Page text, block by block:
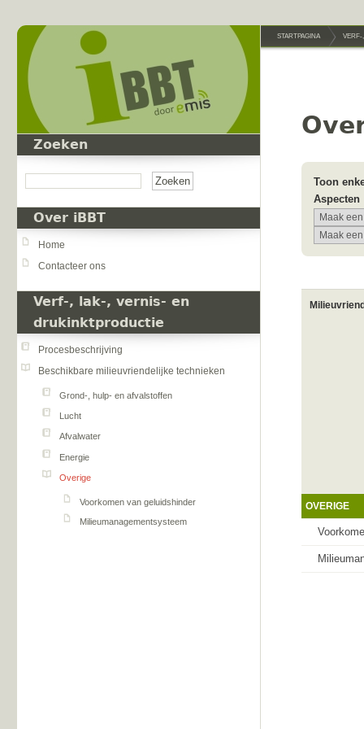
Zoeken
Over iBBT
Home
Contacteer ons
Verf-, lak-, vernis- en
drukinktproductie
Procesbeschrijving
Beschikbare milieuvriendelijke technieken
Grond-, hulp- en afvalstoffen
Lucht
Afvalwater
Energie
Overige
Voorkomen van geluidshinder
Milieumanagementsysteem
STARTPAGINA VERF-
Toon
Aspecten
OVERIGE